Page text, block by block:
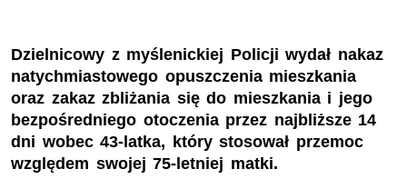
Dzielnicowy z myślenickiej Policji wydał nakaz
natychmiastowego opuszczenia mieszkania
oraz zakaz zbliżania się do mieszkania i jego
bezpośredniego otoczenia przez najbliższe 14
dni wobec 43-latka, który stosował przemoc
względem swojej 75-letniej matki.